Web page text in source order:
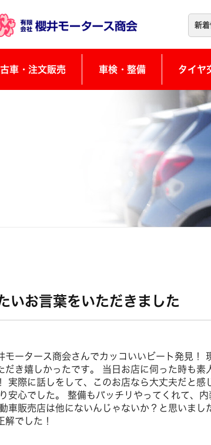
新
車・注文販売 車検・整備 タイヤ
いお言葉をいただきました
モータース商会さんでカッコいいビート発見！
き嬉しかったです。 当日お店に伺った時も素
実際に話しをして、このお店なら大丈夫だと感
安心でした。 整備もバッチリやってくれて、
車販売店は他にないんじゃないか？と思いまし
でした！